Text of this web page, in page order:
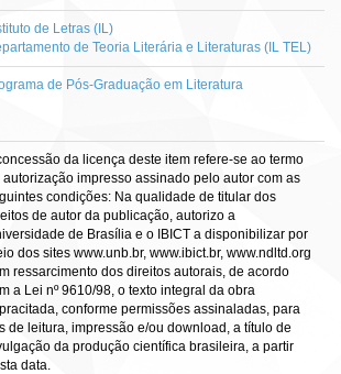
de Letras (IL)
de Teoria Literária e Literaturas (IL TEL)
de Pós-Graduação em Literatura
da licença deste item refere-se ao termo
autorização impresso assinado pelo autor com as
condições: Na qualidade de titular dos
de autor da publicação, autorizo a
de Brasília e o IBICT a disponibilizar por
dos sites www.unb.br, www.ibict.br, www.ndltd.org
ressarcimento dos direitos autorais, de acordo
a Lei nº 9610/98, o texto integral da obra
conforme permissões assinaladas, para
de leitura, impressão e/ou download, a título de
da produção científica brasileira, a partir
data.